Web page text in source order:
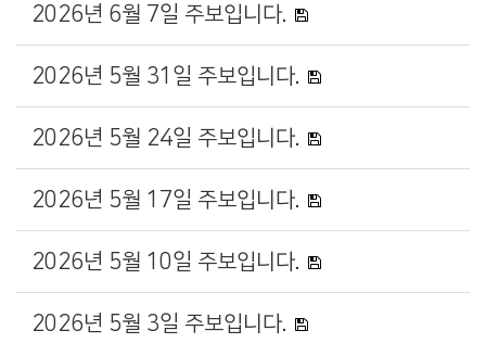
2026년 6월 7일 주보입니다.
2026년 5월 31일 주보입니다.
2026년 5월 24일 주보입니다.
2026년 5월 17일 주보입니다.
2026년 5월 10일 주보입니다.
2026년 5월 3일 주보입니다.